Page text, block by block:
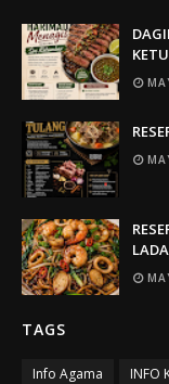
TAGS
Info Agama INFO